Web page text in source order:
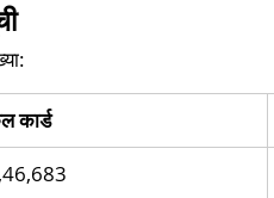
कार्ड